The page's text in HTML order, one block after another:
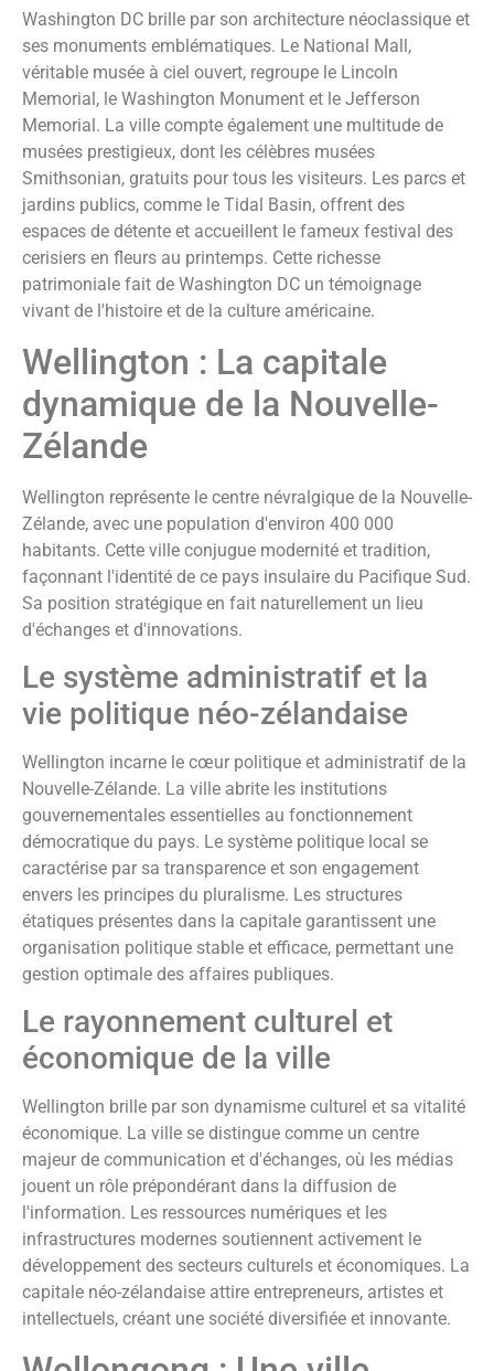
Washington DC brille par son architecture néoclassique et
ses monuments emblématiques. Le National Mall,
véritable musée à ciel ouvert, regroupe le Lincoln
Memorial, le Washington Monument et le Jefferson
Memorial. La ville compte également une multitude de
musées prestigieux, dont les célèbres musées
Smithsonian, gratuits pour tous les visiteurs. Les parcs et
jardins publics, comme le Tidal Basin, offrent des
espaces de détente et accueillent le fameux festival des
cerisiers en fleurs au printemps. Cette richesse
patrimoniale fait de Washington DC un témoignage
vivant de l'histoire et de la culture américaine.
Wellington : La capitale
dynamique de la Nouvelle-
Zélande
Wellington représente le centre névralgique de la Nouvelle-
Zélande, avec une population d'environ 400 000
habitants. Cette ville conjugue modernité et tradition,
façonnant l'identité de ce pays insulaire du Pacifique Sud.
Sa position stratégique en fait naturellement un lieu
d'échanges et d'innovations.
Le système administratif et la
vie politique néo-zélandaise
Wellington incarne le cœur politique et administratif de la
Nouvelle-Zélande. La ville abrite les institutions
gouvernementales essentielles au fonctionnement
démocratique du pays. Le système politique local se
caractérise par sa transparence et son engagement
envers les principes du pluralisme. Les structures
étatiques présentes dans la capitale garantissent une
organisation politique stable et efficace, permettant une
gestion optimale des affaires publiques.
Le rayonnement culturel et
économique de la ville
Wellington brille par son dynamisme culturel et sa vitalité
économique. La ville se distingue comme un centre
majeur de communication et d'échanges, où les médias
jouent un rôle prépondérant dans la diffusion de
l'information. Les ressources numériques et les
infrastructures modernes soutiennent activement le
développement des secteurs culturels et économiques. La
capitale néo-zélandaise attire entrepreneurs, artistes et
intellectuels, créant une société diversifiée et innovante.